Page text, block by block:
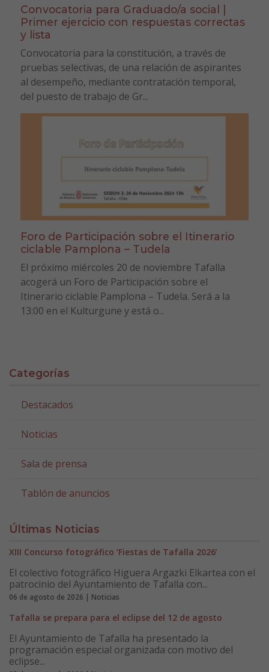
Convocatoria para Graduado/a social |
Primer ejercicio con respuestas correctas
y lista
Convocatoria para la constitución, a través de
pruebas selectivas, de una relación de aspirantes
al desempeño, mediante contratación temporal,
del puesto de trabajo de Gr...
Foro de Participación sobre el Itinerario
ciclable Pamplona – Tudela
El próximo miércoles 20 de noviembre Tafalla
acogerá un Foro de Participación sobre el
Itinerario ciclable Pamplona – Tudela. Será a la
13:00 en el Kulturgune y está o...
Categorías
Destacados
Noticias
Sala de prensa
Tablón de anuncios
Últimas Noticias
XIII Concurso fotográfico ‘Fiestas de Tafalla 2026’
El colectivo fotográfico Higuera Argazki Elkartea con el
patrocinio del Ayuntamiento de Tafalla con...
06 de agosto de 2026 | Noticias
Tafalla se prepara para el eclipse del 12 de agosto
El Ayuntamiento de Tafalla ha presentado la
programación especial organizada con motivo del
eclipse...